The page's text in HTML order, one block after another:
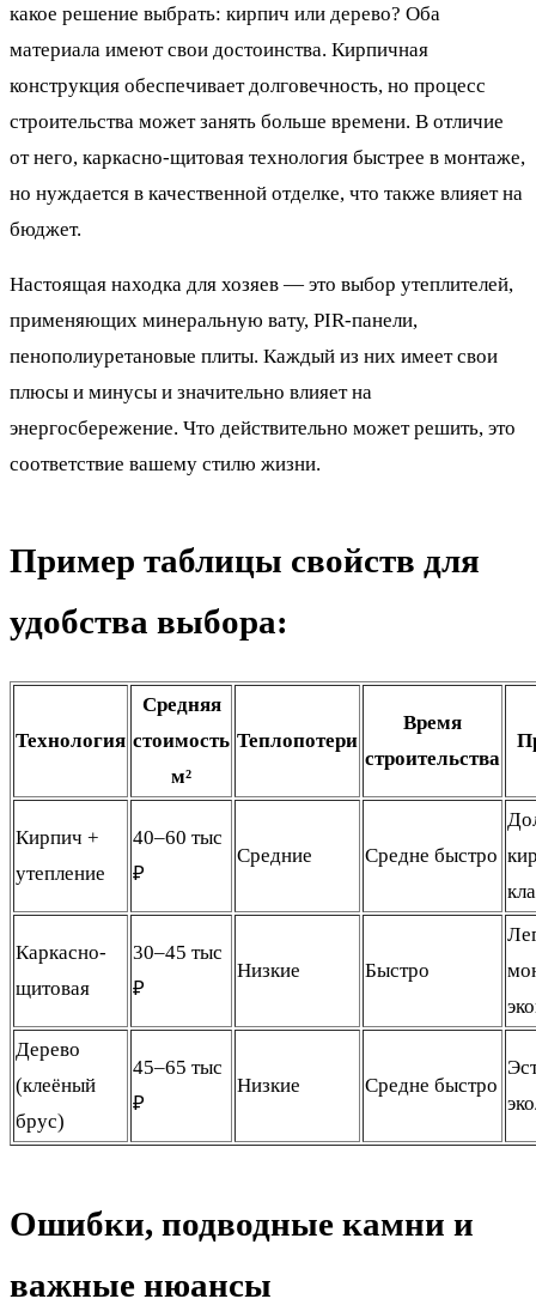
какое решение выбрать: кирпич или дерево? Оба
материала имеют свои достоинства. Кирпичная
конструкция обеспечивает долговечность, но процесс
строительства может занять больше времени. В отличие
от него, каркасно-щитовая технология быстрее в монтаже,
но нуждается в качественной отделке, что также влияет на
бюджет.
Настоящая находка для хозяев — это выбор утеплителей,
применяющих минеральную вату, PIR-панели,
пенополиуретановые плиты. Каждый из них имеет свои
плюсы и минусы и значительно влияет на
энергосбережение. Что действительно может решить, это
соответствие вашему стилю жизни.
Пример таблицы свойств для
удобства выбора:
Технология
Средняя
стоимость
м²
Теплопотери
Время
строительства
Кирпич +
утепление
40–60 тыс
₽
Средние Средне быстро
Каркасно-
щитовая
30–45 тыс
₽
Низкие Быстро
Дерево
(клеёный
брус)
45–65 тыс
₽
Низкие Средне быстро
Ошибки, подводные камни и
важные нюансы